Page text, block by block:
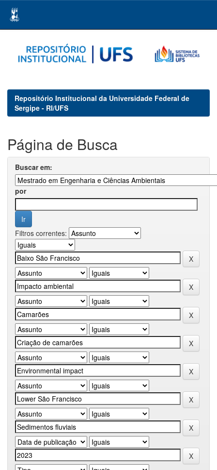
navigation
Repositório Institucional da Universidade Federal de
Sergipe - RI/UFS
Página de Busca
Buscar em:
por
Filtros correntes: